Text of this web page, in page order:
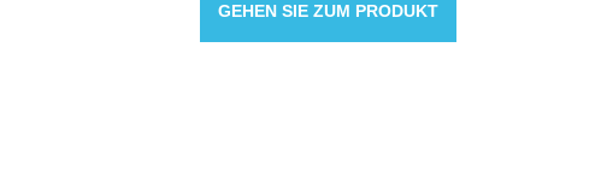
GEHEN SIE ZUM PRODUKT